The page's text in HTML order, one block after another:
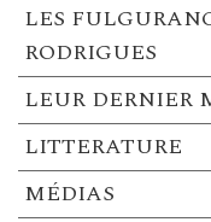
LES
RODRIGUES
LEUR DERNIER
LITTERATURE
MÉDIAS